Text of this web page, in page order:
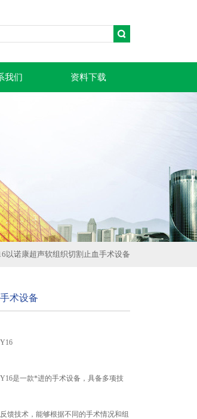
我们 资料下载
以诺康超声软组织切割止血手术设备
术设备
是一款*进的手术设备，具备多项技
馈技术，能够根据不同的手术情况和组